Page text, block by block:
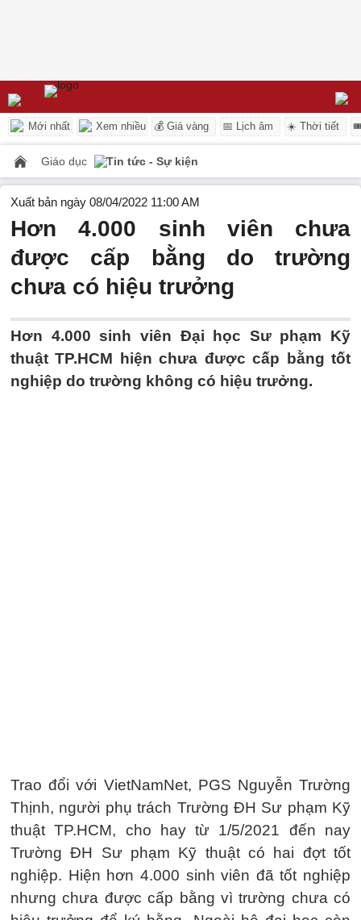
Mới nhất Xem nhiều 💰 Giá vàng 📅 Lịch âm ☀️ Thời tiết
Giáo dục Tin tức - Sự kiện
Xuất bản ngày 08/04/2022 11:00 AM
Hơn 4.000 sinh viên chưa
được cấp bằng do trường
chưa có hiệu trưởng
Hơn 4.000 sinh viên Đại học Sư phạm Kỹ
thuật TP.HCM hiện chưa được cấp bằng tốt
nghiệp do trường không có hiệu trưởng.
Trao đổi với VietNamNet, PGS Nguyễn Trường
Thịnh, người phụ trách Trường ĐH Sư phạm Kỹ
thuật TP.HCM, cho hay từ 1/5/2021 đến nay
Trường ĐH Sư phạm Kỹ thuật có hai đợt tốt
nghiệp. Hiện hơn 4.000 sinh viên đã tốt nghiệp
nhưng chưa được cấp bằng vì trường chưa có